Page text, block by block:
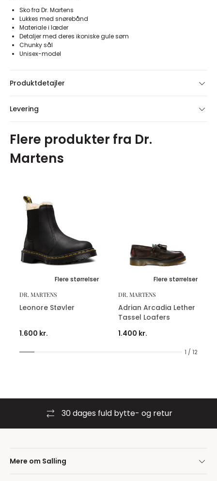
Sko fra Dr. Martens
Lukkes med snørebånd
Materiale i læder
Detaljer med deres ikoniske gule søm
Chunky sål
Unisex-model
Produktdetajler
Levering
Flere produkter fra Dr.
Martens
1 / 12
Flere størrelser
DR. MARTENS
Leonore Støvler
1.600 kr.
Flere størrelser
DR. MARTENS
Adrian Arcadia Lether
Tassel Loafers
1.400 kr.
30 dages fuld bytte- og retur
Mere om Salling